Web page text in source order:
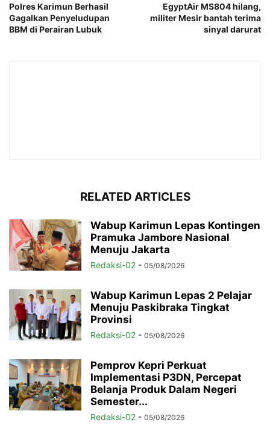
Polres Karimun Berhasil
Gagalkan Penyeludupan
BBM di Perairan Lubuk
EgyptAir MS804 hilang,
militer Mesir bantah terima
sinyal darurat
RELATED ARTICLES
Wabup Karimun Lepas Kontingen
Pramuka Jambore Nasional
Menuju Jakarta
Redaksi-02 - 05/08/2026
Wabup Karimun Lepas 2 Pelajar
Menuju Paskibraka Tingkat
Provinsi
Redaksi-02 - 05/08/2026
Pemprov Kepri Perkuat
Implementasi P3DN, Percepat
Belanja Produk Dalam Negeri
Semester...
Redaksi-02 - 05/08/2026